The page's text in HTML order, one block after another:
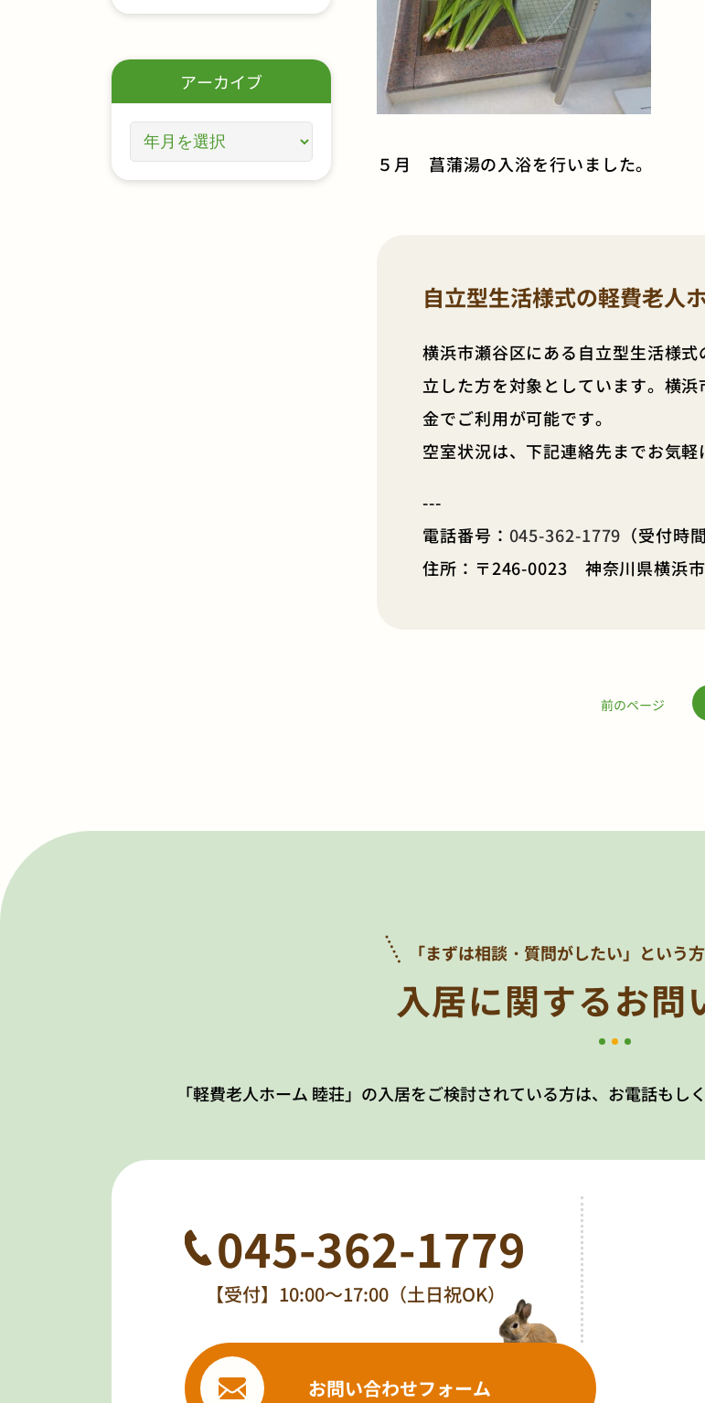
５月 菖蒲湯の入浴を行いました。
自立型生活様式の軽費老人
横浜市瀬谷区にある自立型生活様
立した方を対象としています。横
金でご利用が可能です。
空室状況は、下記連絡先までお気軽
---
電話番号： 045-362-1779 （受付時
住所：〒246-0023 神奈川県横浜
前のページ
アーカイブ
「まずは相談・質問がしたい」 という
入居に関するお問
「軽費老人ホーム 睦荘」の入居をご検討されている方は、お電話もし
045-362-1779
【受付】10:00～17:00（土日祝OK）
お問い合わせフォーム